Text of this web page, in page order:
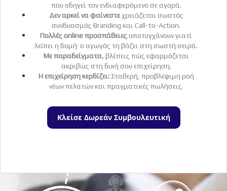
που οδηγεί τον ενδιαφερόμενο σε αγορά.
Δεν αρκεί να φαίνεστεχρειάζεται σωστός
συνδυασμός Branding και Call-to-Action.
Πολλές online προσπάθειεςαποτυγχάνουν γιατί
λείπει η δομή· ο αγωγός τη βάζει στη σωστή σειρά.
Με παραδείγματα, βλέπεις πώς εφαρμόζεται
ακριβώς στη δική σου επιχείρηση.
Η επιχείρηση κερδίζει:Σταθερή, προβλέψιμη ροή
νέων πελατών και πραγματικές πωλήσεις.
Κλείσε Δωρεάν Συμβουλευτική